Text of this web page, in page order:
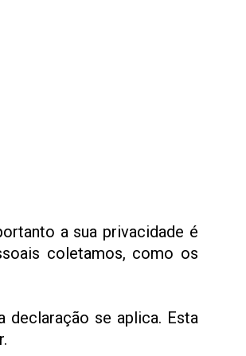
a sua privacidade é
coletamos, como os
declaração se aplica. Esta